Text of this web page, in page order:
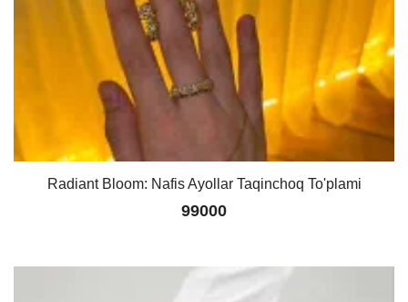
Radiant Bloom: Nafis Ayollar Taqinchoq To'plami
99000